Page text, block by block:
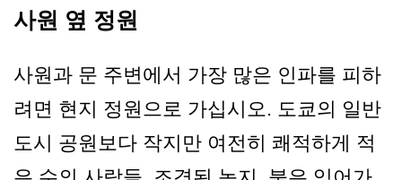
사원 옆 정원
사원과 문 주변에서 가장 많은 인파를 피하
려면 현지 정원으로 가십시오. 도쿄의 일반
도시 공원보다 작지만 여전히 쾌적하게 적